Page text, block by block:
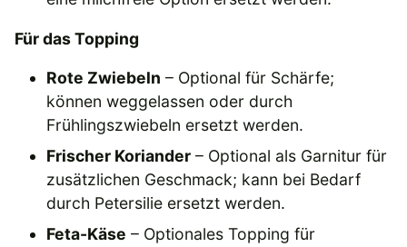
Für das Topping
Rote Zwiebeln – Optional für Schärfe;
können weggelassen oder durch
Frühlingszwiebeln ersetzt werden.
Frischer Koriander – Optional als Garnitur für
zusätzlichen Geschmack; kann bei Bedarf
durch Petersilie ersetzt werden.
Feta-Käse – Optionales Topping für